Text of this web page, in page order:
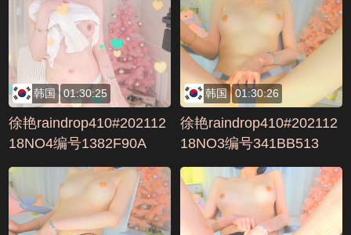
韩国 01:30:25
徐艳raindrop410#202112
18NO4编号1382F90A
韩国 01:30:26
徐艳raindrop410#202112
18NO3编号341BB513